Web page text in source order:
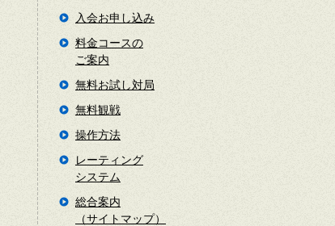
入会お申し込み
料金コースの
ご案内
無料お試し対局
無料観戦
操作方法
レーティング
システム
総合案内
（サイトマップ）